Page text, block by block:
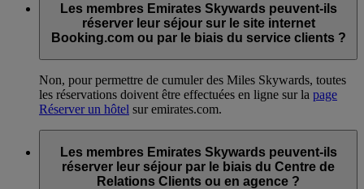
Les membres Emirates Skywards peuvent-ils
réserver leur séjour sur le site internet
Booking.com ou par le biais du service clients ?
Non, pour permettre de cumuler des Miles Skywards, toutes
les réservations doivent être effectuées en ligne sur la page
Réserver un hôtel sur emirates.com.
Les membres Emirates Skywards peuvent-ils
réserver leur séjour par le biais du Centre de
Relations Clients ou en agence ?